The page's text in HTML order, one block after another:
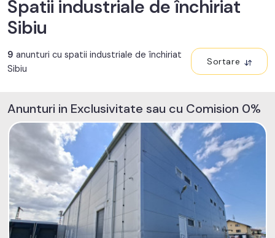
Spatii industriale de închiriat
Sibiu
9 anunturi cu spatii industriale de închiriat
Sibiu
Sortare
Anunturi in Exclusivitate sau cu Comision 0%